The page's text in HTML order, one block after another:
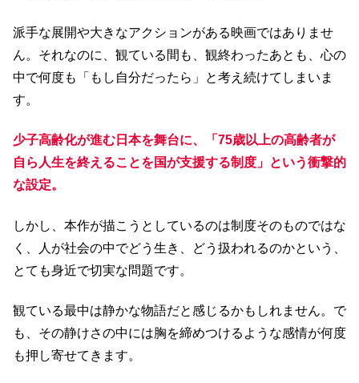
派手な展開や大きなアクションがある映画ではありませ
ん。それなのに、観ている間も、観終わったあとも、心の
中で何度も「もし自分だったら」と考え続けてしまいま
す。
少子高齢化が進む日本を舞台に、「75歳以上の高齢者が
自ら人生を終えることを国が支援する制度」という衝撃的
な設定。
しかし、本作が描こうとしているのは制度そのものではな
く、人が社会の中でどう生き、どう扱われるのかという、
とても身近で切実な問題です。
観ている最中は静かな物語だと感じるかもしれません。で
も、その静けさの中には胸を締めつけるような感情が何度
も押し寄せてきます。